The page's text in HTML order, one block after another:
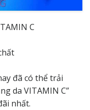
C
đã có thể trải
da VITAMIN C”
nhất.